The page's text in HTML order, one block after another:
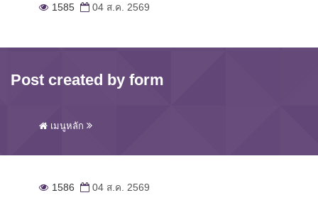
1585 04 ส.ค. 2569
Post created by form
เมนูหลัก
1586 04 ส.ค. 2569